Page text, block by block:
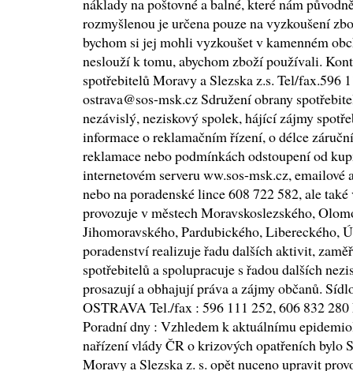
náklady na poštovné a balné, které nám
rozmyšlenou je určena pouze na vyzkoušení
bychom si jej mohli vyzkoušet v kamenném
neslouží k tomu, abychom zboží používali.
spotřebitelů Moravy a Slezska z.s. Tel/fax.596
ostrava@sos-msk.cz Sdružení obrany
nezávislý, neziskový spolek, hájící zájmy
informace o reklamačním řízení, o délce
reklamace nebo podmínkách odstoupení od
internetovém serveru ww.sos-msk.cz, emailové
nebo na poradenské lince 608 722 582, ale
provozuje v městech Moravskoslezského,
Jihomoravského, Pardubického, Libereckého,
poradenství realizuje řadu dalších aktivit,
spotřebitelů a spolupracuje s řadou dalších
prosazují a obhajují práva a zájmy občanů.
OSTRAVA Tel./fax : 596 111 252, 606 832
Poradní dny : Vzhledem k aktuálnímu
nařízení vlády ČR o krizových opatřeních bylo
Moravy a Slezska z. s. opět nuceno upravit